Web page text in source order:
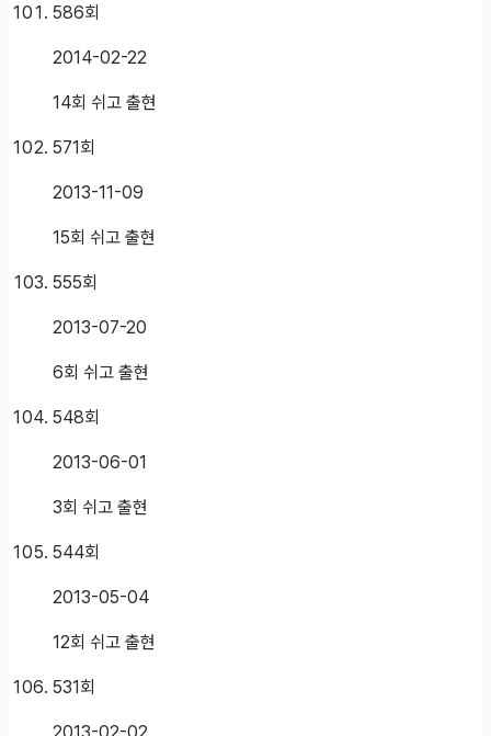
586회
2014-02-22
14회 쉬고 출현
571회
2013-11-09
15회 쉬고 출현
555회
2013-07-20
6회 쉬고 출현
548회
2013-06-01
3회 쉬고 출현
544회
2013-05-04
12회 쉬고 출현
531회
2013-02-02